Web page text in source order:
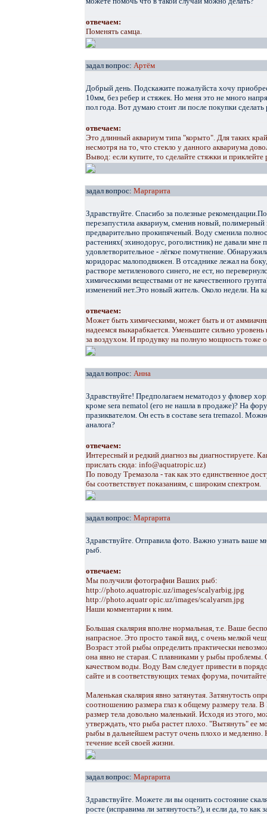
отвечаем:
Поменять самца.
задал вопрос: Артём
Добрый день. Подскажите пожалуйста хочу
10мм, без ребер и стяжек. Но меня это не много
пол года. Вот думаю стоит ли после покупки сделать
отвечаем:
Это длинный аквариум типа "корыто". Для таких
несмотря на то, что стекло у данного аквариума
Вывод: если купите, то сделайте стяжки и приклейте
задал вопрос: Маргарита
Здравствуйте. Спасибо за полезные
перезапустила аквариум, сменив новый,
предварительно прокипяченый. Воду сменила
растениях( эхинодорус, роголистник) не давали
удовлетворительное - лёгкое помутнение.
коридорас малоподвижен. В отсаднике лежал на
растворе метиленового синего, не ест, но
химическими веществами от не качественного
изменений нет.Это новый житель. Около недели. На
отвечаем:
Может быть химическими, может быть и от
надеемся выкарабкается. Уменьшите сильно
за воздухом. И продувку на полную мощность тоже
задал вопрос: Анна
Здравствуйте! Предполагаем нематодоз у фловер
кроме sera nematol (его не нашла в продаже)? На
празиквателом. Он есть в составе sera tremazol.
аналога?
отвечаем:
Интересный и редкий диагноз вы диагностируете.
прислать сюда: info@aquatropic.uz)
По поводу Тремазола - так как это единственное
бы соответствует показаниям, с широким спектром.
задал вопрос: Маргарита
Здравствуйте. Отправила фото. Важно узнать ваше
рыб.
отвечаем:
Мы получили фотографии Ваших рыб:
http://photo.aquatropic.uz/images/scalyarbig.jpg
http://photo.aquatr opic.uz/images/scalyarsm.jpg
Наши комментарии к ним.
Большая скалярия вполне нормальная, т.е. Ваше
напрасное. Это просто такой вид, с очень мелкой
Возраст этой рыбы определить практически
она явно не старая. С плавниками у рыбы проблемы.
качеством воды. Воду Вам следует привести в
сайте и в соответствующих темах форума,
Маленькая скалярия явно затянутая. Затянутость
соотношению размера глаз к общему размеру тела.
размер тела довольно маленький. Исходя из этого,
утверждать, что рыба растет плохо. "Вытянуть" ее
рыбы в дальнейшем растут очень плохо и
течение всей своей жизни.
задал вопрос: Маргарита
Здравствуйте. Можете ли вы оценить состояние
росте (исправима ли затянутость?), и если да, то как